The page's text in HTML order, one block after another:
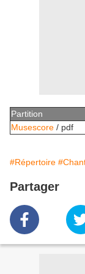
Partition
Musescore / pdf
#Répertoire
Partager